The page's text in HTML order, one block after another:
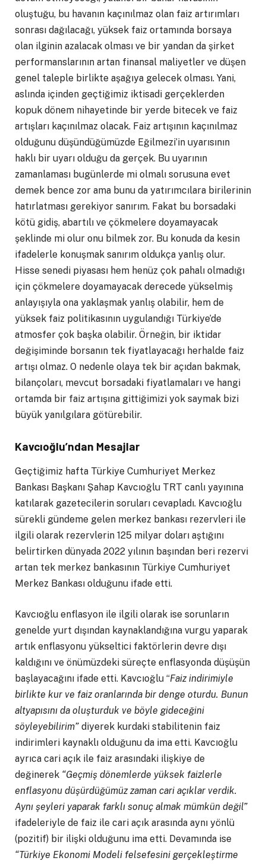
oluştuğu, bu havanın kaçınılmaz olan faiz artırımları
sonrası dağılacağı, yüksek faiz ortamında borsaya
olan ilginin azalacak olması ve bir yandan da şirket
performanslarının artan finansal maliyetler ve düşen
genel taleple birlikte aşağıya gelecek olması. Yani,
aslında içinden geçtiğimiz iktisadi gerçeklerden
kopuk dönem nihayetinde bir yerde bitecek ve faiz
artışları kaçınılmaz olacak. Faiz artışının kaçınılmaz
olduğunu düşündüğümüzde Eğilmezi’in uyarısının
haklı bir uyarı olduğu da gerçek. Bu uyarının
zamanlaması bugünlerde mi olmalı sorusuna evet
demek bence zor ama bunu da yatırımcılara birilerinin
hatırlatması gerekiyor sanırım. Fakat bu borsadaki
kötü gidiş, abartılı ve çökmelere doyamayacak
şeklinde mi olur onu bilmek zor. Bu konuda da kesin
ifadelerle konuşmak sanırım oldukça yanlış olur.
Hisse senedi piyasası hem henüz çok pahalı olmadığı
için çökmelere doyamayacak derecede yükselmiş
anlayışıyla ona yaklaşmak yanlış olabilir, hem de
yüksek faiz politikasının uygulandığı Türkiye’de
atmosfer çok başka olabilir. Örneğin, bir iktidar
değişiminde borsanın tek fiyatlayacağı herhalde faiz
artışı olmaz. O nedenle olaya tek bir açıdan bakmak,
bilançoları, mevcut borsadaki fiyatlamaları ve hangi
ortamda bir faiz artışına gittiğimizi yok saymak bizi
büyük yanılgılara götürebilir.
Kavcıoğlu’ndan Mesajlar
Geçtiğimiz hafta Türkiye Cumhuriyet Merkez
Bankası Başkanı Şahap Kavcıoğlu TRT canlı yayınına
katılarak gazetecilerin soruları cevapladı. Kavcıoğlu
sürekli gündeme gelen merkez bankası rezervleri ile
ilgili olarak rezervlerin 125 milyar doları aştığını
belirtirken dünyada 2022 yılının başından beri rezervi
artan tek merkez bankasının Türkiye Cumhuriyet
Merkez Bankası olduğunu ifade etti.
Kavcıoğlu enflasyon ile ilgili olarak ise sorunların
genelde yurt dışından kaynaklandığına vurgu yaparak
artık enflasyonu yükseltici faktörlerin devre dışı
kaldığını ve önümüzdeki süreçte enflasyonda düşüşün
başlayacağını ifade etti. Kavcıoğlu “Faiz indirimiyle
birlikte kur ve faiz oranlarında bir denge oturdu. Bunun
altyapısını da oluşturduk ve böyle gideceğini
söyleyebilirim” diyerek kurdaki stabilitenin faiz
indirimleri kaynaklı olduğunu da ima etti. Kavcıoğlu
ayrıca cari açık ile faiz arasındaki ilişkiye de
değinerek “Geçmiş dönemlerde yüksek faizlerle
enflasyonu düşürdüğümüz zaman cari açıklar verdik.
Aynı şeyleri yaparak farklı sonuç almak mümkün değil”
ifadeleriyle de faiz ile cari açık arasında aynı yönlü
(pozitif) bir ilişki olduğunu ima etti. Devamında ise
“Türkiye Ekonomi Modeli felsefesini gerçekleştirme